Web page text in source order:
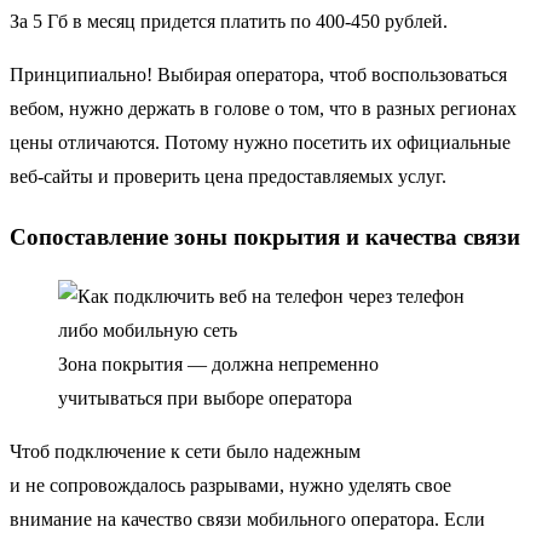
За 5 Гб в месяц придется платить по 400-450 рублей.
Принципиально! Выбирая оператора, чтоб воспользоваться
вебом, нужно держать в голове о том, что в разных регионах
цены отличаются. Потому нужно посетить их официальные
веб-сайты и проверить цена предоставляемых услуг.
Сопоставление зоны покрытия и качества связи
Зона покрытия — должна непременно
учитываться при выборе оператора
Чтоб подключение к сети было надежным
и не сопровождалось разрывами, нужно уделять свое
внимание на качество связи мобильного оператора. Если